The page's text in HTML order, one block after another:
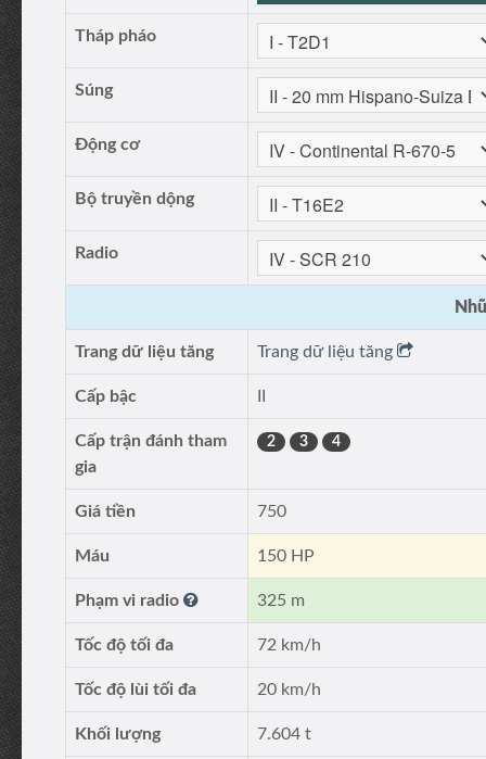
Tháp pháo
Súng
Động cơ
Bộ truyền dộng
Radio
Trang dữ liệu tăng Trang dữ liệu tăng
Cấp bậc
Cấp trận đánh tham
gia
2 3 4
Giá tiền 750
Máu 150 HP
Phạm vi radio 325 m
Tốc độ tối đa 72 km/h
Tốc độ lùi tối đa 20 km/h
Khối lượng 7.604 t